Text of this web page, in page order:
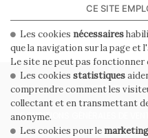
PRIVACY
CONDITIONS GÉNÉRALES DE VENTE
CE SITE
Les cookies nécessaires
que la navigation sur la page et
Le site ne peut pas
Les cookies statistiques
comprendre comment les
collectant et en transmettant
anonyme.
Les cookies pour le marketing